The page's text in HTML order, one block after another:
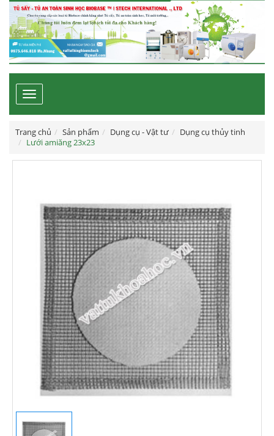
Toggle
navigation
Trang chủ Sản phẩm Dụng cụ - Vật tư
Dụng cụ thủy tinh
Lưới amiăng 23x23